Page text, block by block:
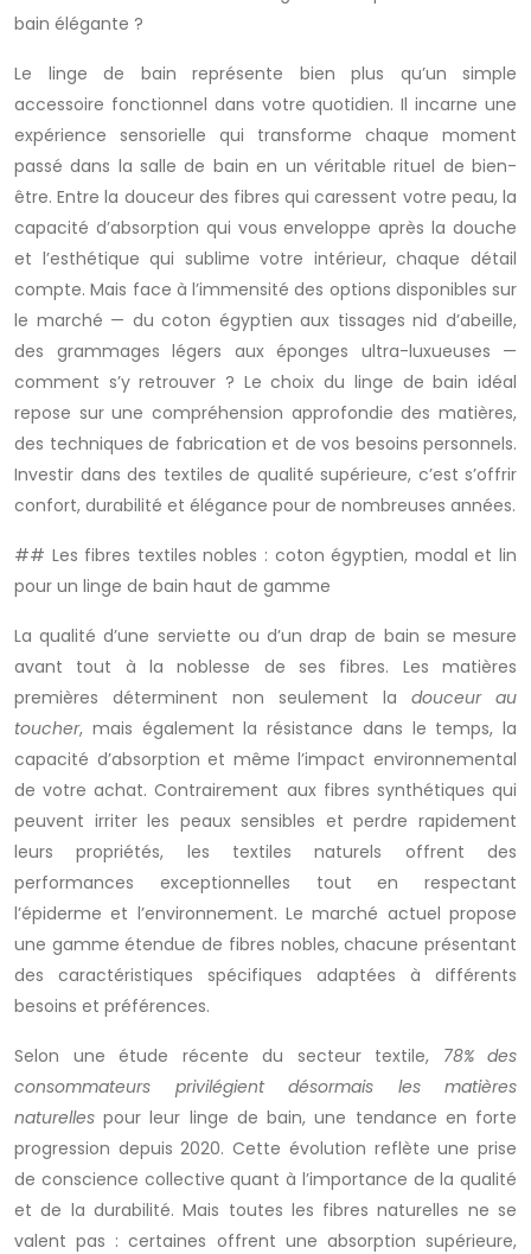
bain élégante ?
Le linge de bain représente bien plus qu’un simple
accessoire fonctionnel dans votre quotidien. Il incarne une
expérience sensorielle qui transforme chaque moment
passé dans la salle de bain en un véritable rituel de bien-
être. Entre la douceur des fibres qui caressent votre peau, la
capacité d’absorption qui vous enveloppe après la douche
et l’esthétique qui sublime votre intérieur, chaque détail
compte. Mais face à l’immensité des options disponibles sur
le marché — du coton égyptien aux tissages nid d’abeille,
des grammages légers aux éponges ultra-luxueuses —
comment s’y retrouver ? Le choix du linge de bain idéal
repose sur une compréhension approfondie des matières,
des techniques de fabrication et de vos besoins personnels.
Investir dans des textiles de qualité supérieure, c’est s’offrir
confort, durabilité et élégance pour de nombreuses années.
## Les fibres textiles nobles : coton égyptien, modal et lin
pour un linge de bain haut de gamme
La qualité d’une serviette ou d’un drap de bain se mesure
avant tout à la noblesse de ses fibres. Les matières
premières déterminent non seulement la douceur au
toucher, mais également la résistance dans le temps, la
capacité d’absorption et même l’impact environnemental
de votre achat. Contrairement aux fibres synthétiques qui
peuvent irriter les peaux sensibles et perdre rapidement
leurs propriétés, les textiles naturels offrent des
performances exceptionnelles tout en respectant
l’épiderme et l’environnement. Le marché actuel propose
une gamme étendue de fibres nobles, chacune présentant
des caractéristiques spécifiques adaptées à différents
besoins et préférences.
Selon une étude récente du secteur textile, 78% des
consommateurs privilégient désormais les matières
naturelles pour leur linge de bain, une tendance en forte
progression depuis 2020. Cette évolution reflète une prise
de conscience collective quant à l’importance de la qualité
et de la durabilité. Mais toutes les fibres naturelles ne se
valent pas : certaines offrent une absorption supérieure,